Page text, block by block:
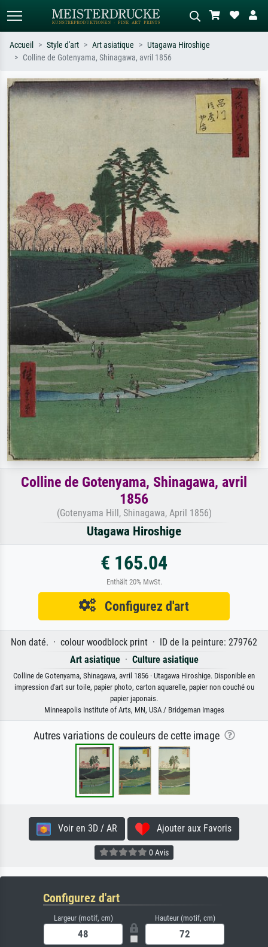
Recherchez par artiste, titre ou style –
ex. Monet, Nuit étoilée,
impressionnisme, vague de Hokusai,
Décrivez la scène – ex. prairie verte,
abstrait avec beaucoup de rouge,
tableau sombre, nu debout près d'un
arbre.
Accueil Style d'art Art asiatique
Utagawa Hiroshige
Colline de Gotenyama, Shinagawa, avril 1856
Colline de Gotenyama, Shinagawa, avril
1856
(Gotenyama Hill, Shinagawa, April 1856)
Utagawa Hiroshige
€ 165.04
Enthält 20% MwSt.
Configurez d'art
Non daté. · colour woodblock print · ID de la peinture: 279762
Art asiatique· Culture asiatique
Colline de Gotenyama, Shinagawa, avril 1856 · Utagawa Hiroshige. Disponible en
impression d'art sur toile, papier photo, carton aquarelle, papier non couché ou
papier japonais.
Minneapolis Institute of Arts, MN, USA / Bridgeman Images
Autres variations de couleurs de cette image
Voir en 3D / AR Ajouter aux Favoris
0 Avis
Configurez d'art
Largeur (motif, cm) Hauteur (motif, cm)